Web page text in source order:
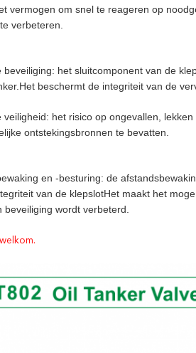
vermogen om snel te reageren op
verbeteren.
beveiliging: het sluitcomponent van de
beschermt de integriteit van de
veiligheid: het risico op ongevallen,
ontstekingsbronnen te bevatten.
en -besturing: de
van de klepslotHet maakt het
beveiliging wordt verbeterd.